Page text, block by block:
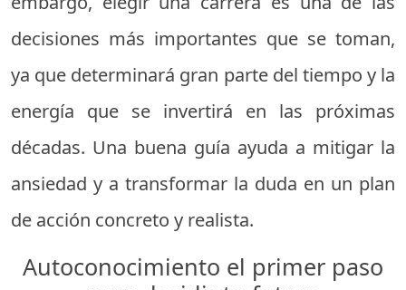
decisiones más importantes que se toman,
ya que determinará gran parte del tiempo y la
energía que se invertirá en las próximas
décadas. Una buena guía ayuda a mitigar la
ansiedad y a transformar la duda en un plan
de acción concreto y realista.
Autoconocimiento el primer paso